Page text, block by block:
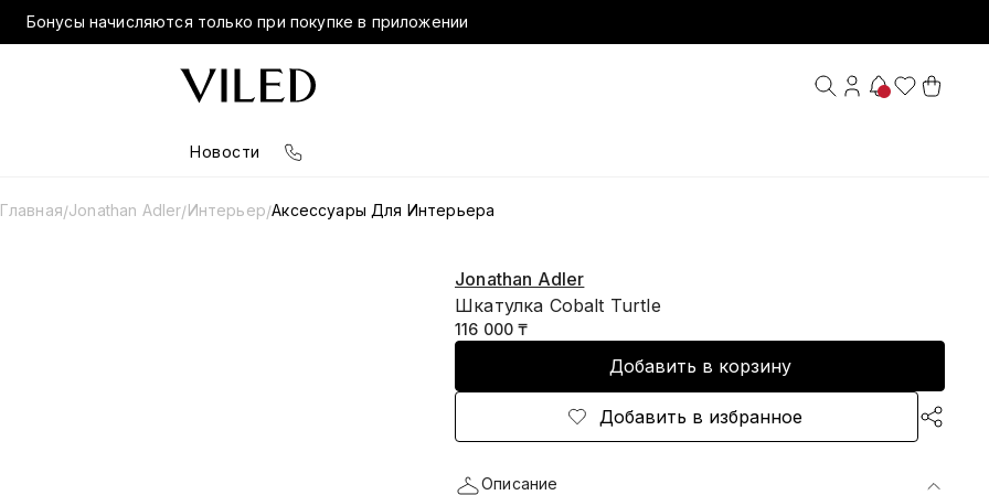
Бонусы начисляются только при покупке в приложении
Новости
Главная/Jonathan Adler/Интерьер/Аксессуары Для Интерьера
Jonathan Adler
Шкатулка Cobalt Turtle
116 000 ₸
Добавить в корзину
Добавить в избранное
Описание